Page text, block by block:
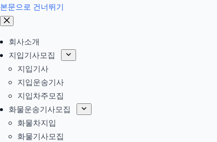
본문으로 건너뛰기
회사소개
지입기사모집
지입기사
지입운송기사
지입차주모집
화물운송기사모집
화물차지입
화물기사모집